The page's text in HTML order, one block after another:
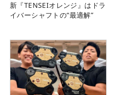
新『TENSEIオレンジ』はドラ
イバーシャフトの“最適解”